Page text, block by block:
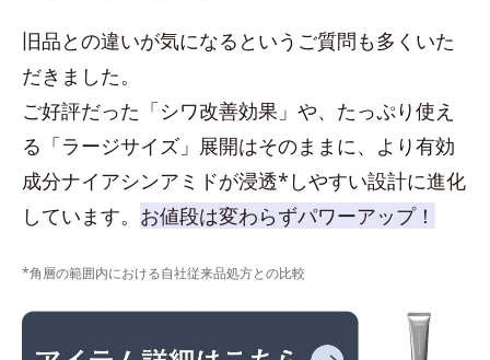
旧品との違いが気になるというご質問も多くいた
だきました。
ご好評だった「シワ改善効果」や、たっぷり使え
る「ラージサイズ」展開はそのままに、より有効
成分ナイアシンアミドが浸透*しやすい設計に進化
しています。 お値段は変わらずパワーアップ！
*角層の範囲内における自社従来品処方との比較